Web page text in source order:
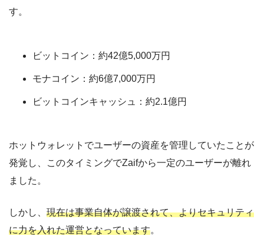
す。
ビットコイン：約42億5,000万円
モナコイン：約6億7,000万円
ビットコインキャッシュ：約2.1億円
ホットウォレットでユーザーの資産を管理していたことが
発覚し、このタイミングでZaifから一定のユーザーが離れ
ました。
しかし、 現在は事業自体が譲渡されて、よりセキュリティ
に力を入れた運営となっています。